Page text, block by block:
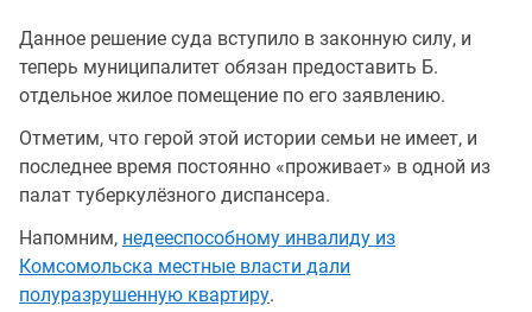
Данное решение суда вступило в законную силу, и
теперь муниципалитет обязан предоставить Б.
отдельное жилое помещение по его заявлению.
Отметим, что герой этой истории семьи не имеет, и
последнее время постоянно «проживает» в одной из
палат туберкулёзного диспансера.
Напомним, недееспособному инвалиду из
Комсомольска местные власти дали
полуразрушенную квартиру.